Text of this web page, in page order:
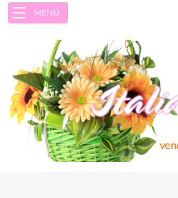
MENU